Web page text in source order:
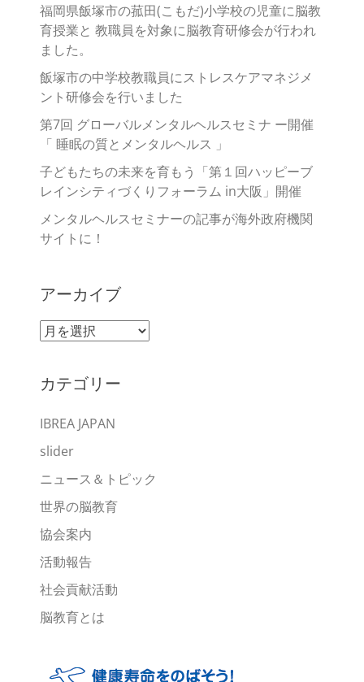
福岡県飯塚市の菰田(こもだ)小学校の児童に脳教
育授業と 教職員を対象に脳教育研修会が行われ
ました。
飯塚市の中学校教職員にストレスケアマネジメ
ント研修会を行いました
第7回 グローバルメンタルヘルスセミナ ー開催
「 睡眠の質とメンタルヘルス 」
子どもたちの未来を育もう「第１回ハッピーブ
レインシティづくりフォーラム in大阪」開催
メンタルヘルスセミナーの記事が海外政府機関
サイトに！
アーカイブ
ア
イ
カテゴリー
IBREA JAPAN
slider
ニュース＆トピック
世界の脳教育
協会案内
活動報告
社会貢献活動
脳教育とは